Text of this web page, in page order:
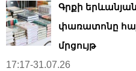
Գրքի
փառատոնը
մրցույթ
17:17-31.07.26